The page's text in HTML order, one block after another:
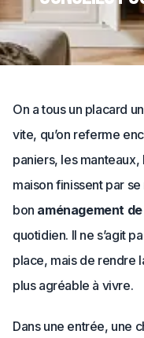
On a tous un placard
vite, qu’on referme
paniers, les
maison finissent par
bon aménagement
quotidien. Il ne s’agit
place, mais de rendre
plus agréable à vivre.
Dans une entrée, une